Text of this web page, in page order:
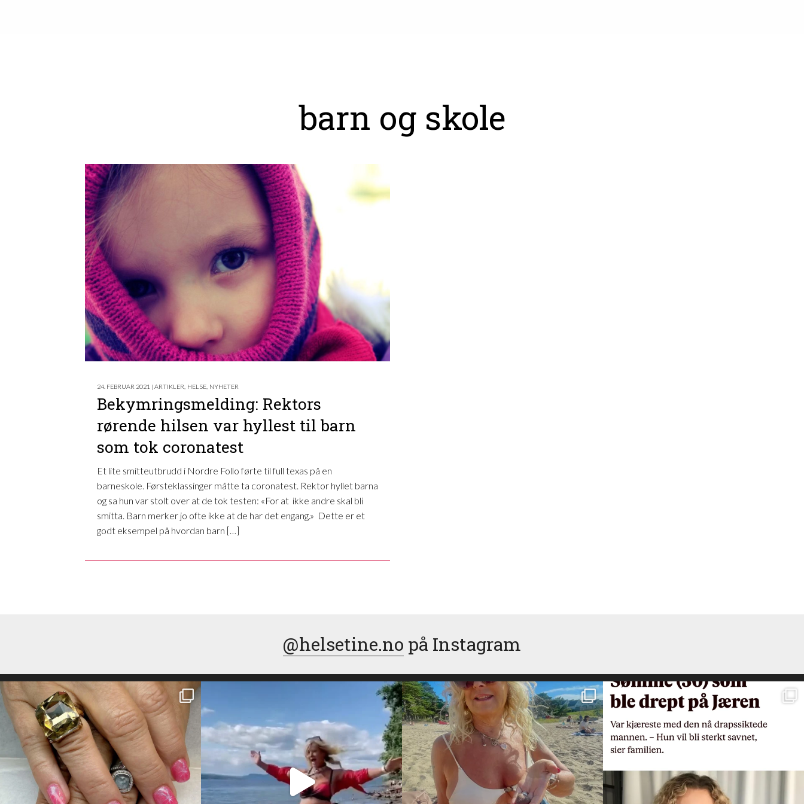
barn og skole
24. FEBRUAR 2021 | ARTIKLER HELSE NYHETER
Bekymringsmelding: Rektors
rørende hilsen var hyllest til barn
som tok coronatest
Et lite smitteutbrudd i Nordre Follo førte til full texas på en
barneskole. Førsteklassinger måtte ta coronatest. Rektor hyllet barna
og sa hun var stolt over at de tok testen: «For at ikke andre skal bli
smitta. Barn merker jo ofte ikke at de har det engang.» Dette er et
godt eksempel på hvordan barn […]
@helsetine.no på Instagram